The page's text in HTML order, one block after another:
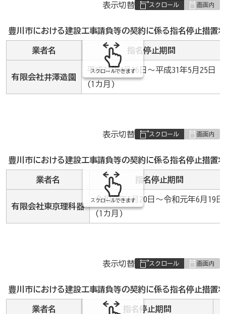
表
み
の
表示切替
豊川市における建設工事請負等の契約に係る指名停止措置
業者名 指名停止期間
有限会社井澤造園
平成31年4月26日～平成31年5月25日
(1カ月)
スクロールできます
表
み
の
表示切替
豊川市における建設工事請負等の契約に係る指名停止措置
業者名 指名停止期間
有限会社東京理科器
令和元年5月20日～令和元年6月19日
(1カ月)
スクロールできます
表
み
の
表示切替
豊川市における建設工事請負等の契約に係る指名停止措置
業者名 指名停止期間